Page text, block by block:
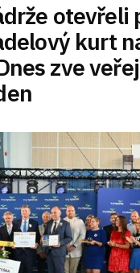
otevřeli
kurt
zve